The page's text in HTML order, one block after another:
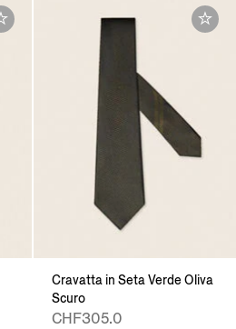
Cravatta in Seta Verde Oliva
Scuro
CHF305.0